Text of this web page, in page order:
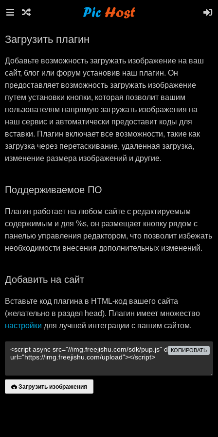
Загрузить плагин
Добавьте возможность загружать изображение на ваш
сайт, блог или форум установив наш плагин. Он
предоставляет возможность загружать изображение
путем установки кнопки, которая позволит вашим
пользователям напрямую загружать изображения на
наш сервис и автоматически предоставит коды для
вставки. Плагин включает все возможности, такие как
загрузка через перетаскивание, удаленная загрузка,
изменение размера изображений и другие.
Поддерживаемое ПО
Плагин работает на любом сайте с редактируемым
содержимым и для %s, он размещает кнопку рядом с
панелью управления редактором, что позволит избежать
необходимости внесения дополнительных изменений.
Добавить на сайт
Вставьте код плагина в HTML-код вашего сайта
(желательно в раздел head). Плагин имеет множество
настройки для лучшей интеграции с вашим сайтом.
КОПИРОВАТЬ
Загрузить изображения